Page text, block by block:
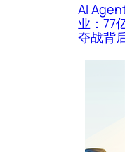
AI
业：77
夺战背